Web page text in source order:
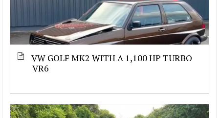
VW GOLF MK2 WITH A 1,100 HP TURBO
VR6